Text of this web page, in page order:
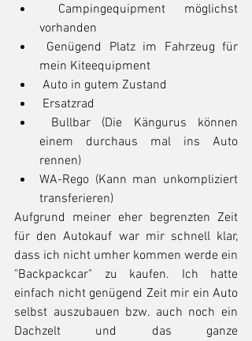
vorhanden
mein Kiteequipment
Auto in gutem Zustand
Ersatzrad
einem durchaus mal ins Auto
rennen)
WA-Rego (Kann man unkompliziert
transferieren)
Aufgrund meiner eher begrenzten Zeit
für den Autokauf war mir schnell klar,
dass ich nicht umher kommen werde ein
"Backpackcar" zu kaufen. Ich hatte
einfach nicht genügend Zeit mir ein Auto
selbst auszubauen bzw. auch noch ein
Dachzelt und das ganze